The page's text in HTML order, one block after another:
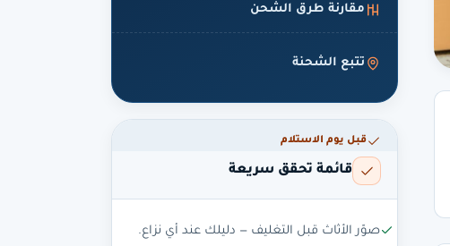
مقارنة طرق الشحن
تتبع الشحنة
قبل يوم الاستلام
قائمة تحقق سريعة
صوّر الأثاث قبل التغليف — دليلك عند أي نزاع.